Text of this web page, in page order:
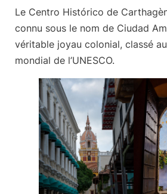
Le Centro Histórico de
connu sous le nom de Ciudad
véritable joyau colonial, classé
mondial de l’UNESCO.